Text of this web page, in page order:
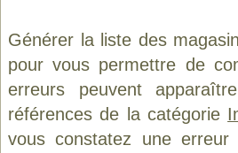
Générer la liste des
pour vous permettre de
erreurs peuvent
références de la catégorie
vous constatez une